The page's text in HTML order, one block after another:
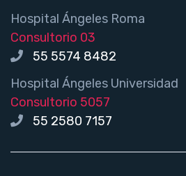
Hospital Ángeles Roma
Consultorio 03
55 5574 8482
Hospital Ángeles Universidad
Consultorio 5057
55 2580 7157